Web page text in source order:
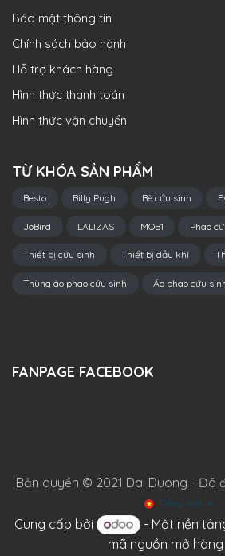
Bảo mật thông tin
Chính sách bảo hành
Hỗ trợ khách hàng
Hình thức thanh toán
Hình thức vận chuyển
TỪ KHÓA SẢN PHẨM
Besto Billy Pugh Bè cứu sinh
JoBird LALIZAS MOB1 Phao
Thiết bị cứu sinh Thiết bị dầu khí
Thùng áo phao cứu sinh Áo phao cứu
FANPAGE FACEBOOK
Bản quyền © 2021 Dai Duong - Đã
Tiếng Việt
Cung cấp bởi - Một nền
mã nguồn mở